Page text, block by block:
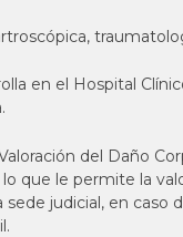
en el Hospital
del Daño
que le permite la
judicial, en caso